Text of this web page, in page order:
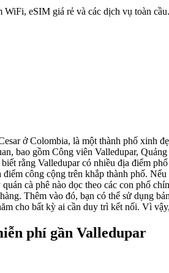
eSIM giá rẻ và các dịch vụ toàn
ở Colombia, là một thành phố xinh
bao gồm Công viên Valledupar,
rằng Valledupar có nhiều địa điểm
công cộng trên khắp thành phố.
cà phê nào dọc theo các con phố
Thêm vào đó, bạn có thể sử dụng
cho bất kỳ ai cần duy trì kết nối. Vì
phí gần Valledupar